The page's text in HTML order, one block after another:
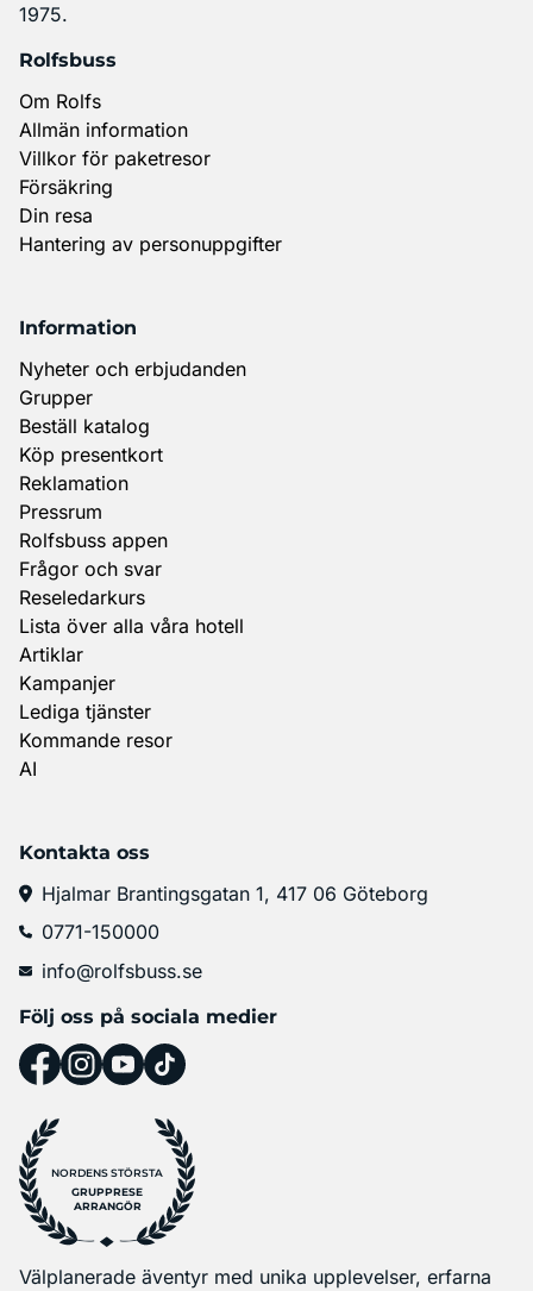
1975.
Rolfsbuss
Om Rolfs
Allmän information
Villkor för paketresor
Försäkring
Din resa
Hantering av personuppgifter
Information
Nyheter och erbjudanden
Grupper
Beställ katalog
Köp presentkort
Reklamation
Pressrum
Rolfsbuss appen
Frågor och svar
Reseledarkurs
Lista över alla våra hotell
Artiklar
Kampanjer
Lediga tjänster
Kommande resor
AI
Kontakta oss
Hjalmar Brantingsgatan 1, 417 06 Göteborg
0771-150000
info@rolfsbuss.se
Följ oss på sociala medier
NORDENS STÖRSTA
GRUPPRESE
ARRANGÖR
Välplanerade äventyr med unika upplevelser, erfarna